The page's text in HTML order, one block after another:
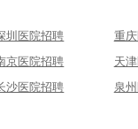
圳医院招聘
重
京医院招聘
天
沙医院招聘 泉